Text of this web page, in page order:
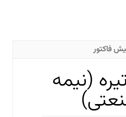
فاکتور
(نیمه